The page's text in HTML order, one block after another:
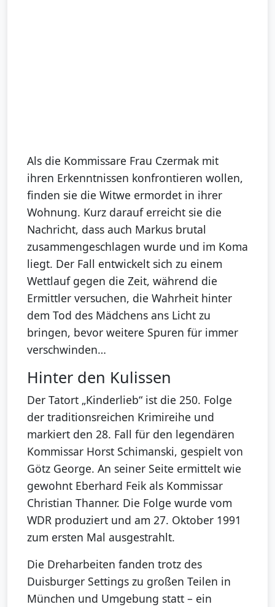
Als die Kommissare Frau Czermak mit
ihren Erkenntnissen konfrontieren wollen,
finden sie die Witwe ermordet in ihrer
Wohnung. Kurz darauf erreicht sie die
Nachricht, dass auch Markus brutal
zusammengeschlagen wurde und im Koma
liegt. Der Fall entwickelt sich zu einem
Wettlauf gegen die Zeit, während die
Ermittler versuchen, die Wahrheit hinter
dem Tod des Mädchens ans Licht zu
bringen, bevor weitere Spuren für immer
verschwinden…
Hinter den Kulissen
Der Tatort „Kinderlieb“ ist die 250. Folge
der traditionsreichen Krimireihe und
markiert den 28. Fall für den legendären
Kommissar Horst Schimanski, gespielt von
Götz George. An seiner Seite ermittelt wie
gewohnt Eberhard Feik als Kommissar
Christian Thanner. Die Folge wurde vom
WDR produziert und am 27. Oktober 1991
zum ersten Mal ausgestrahlt.
Die Dreharbeiten fanden trotz des
Duisburger Settings zu großen Teilen in
München und Umgebung statt – ein